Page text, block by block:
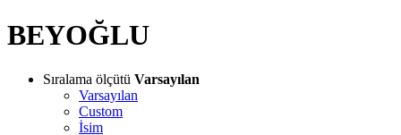
BEYOĞLU
Sıralama ölçütü Varsayılan
Varsayılan
Custom
İsim